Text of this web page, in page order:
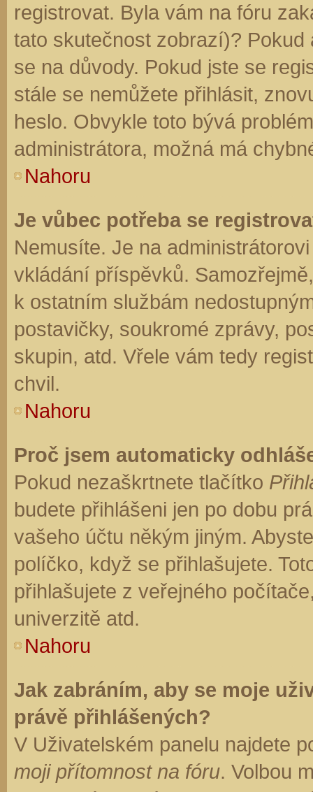
registrovat. Byla vám na fóru
tato skutečnost zobrazí)?
se na důvody. Pokud jste se
stále se nemůžete přihlásit,
heslo. Obvykle toto bývá
administrátora, možná má
Nahoru
Je vůbec potřeba se
Nemusíte. Je na
vkládání příspěvků.
k ostatním službám
postavičky, soukromé zprávy,
skupin, atd. Vřele vám tedy
chvil.
Nahoru
Proč jsem automaticky
Pokud nezaškrtnete tlačítko
budete přihlášeni jen po dobu
vašeho účtu někým jiným.
políčko, když se přihlašujete.
přihlašujete z veřejného
univerzitě atd.
Nahoru
Jak zabráním, aby se moje
právě přihlášených?
V Uživatelském panelu najdete
moji přítomnost na fóru. Volbou